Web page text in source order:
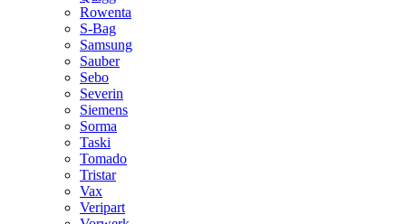
Rowenta
S-Bag
Samsung
Sauber
Sebo
Severin
Siemens
Sorma
Taski
Tomado
Tristar
Vax
Veripart